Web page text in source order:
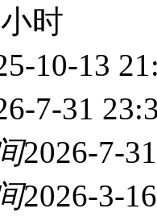
时
10-13
7-31
2026-7-
2026-3-